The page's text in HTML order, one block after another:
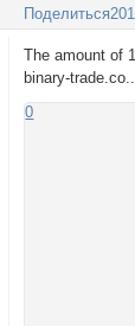
Поделиться
The amount of
binary-
0